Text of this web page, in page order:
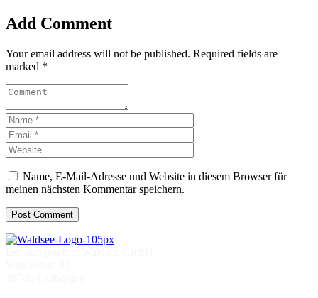
Add Comment
Your email address will not be published. Required fields are
marked *
Name, E-Mail-Adresse und Website in diesem Browser für
meinen nächsten Kommentar speichern.